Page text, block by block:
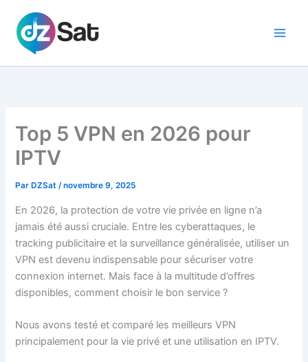
contenu
Top 5 VPN en 2026 pour
IPTV
Par DZSat/novembre 9, 2025
En 2026, la protection de votre vie privée en ligne n’a
jamais été aussi cruciale. Entre les cyberattaques, le
tracking publicitaire et la surveillance généralisée, utiliser un
VPN est devenu indispensable pour sécuriser votre
connexion internet. Mais face à la multitude d’offres
disponibles, comment choisir le bon service ?
Nous avons testé et comparé les meilleurs VPN
principalement pour la vie privé et une utilisation en IPTV.